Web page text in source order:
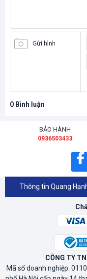
Gửi hình
0 Bình luận
BẢO HÀNH
0936503433
Thông tin Quang
CÔNG TY
Mã số doanh nghiệp: